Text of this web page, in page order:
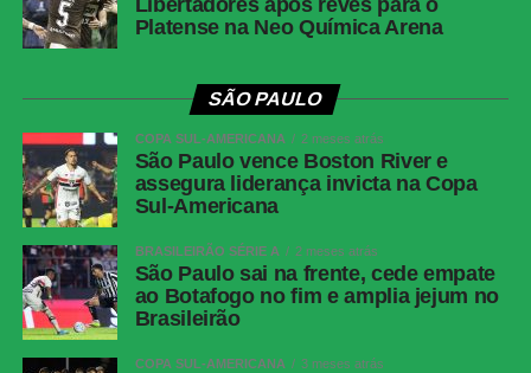
argentino encerrou o torneio com 21 gols, um a menos
que os 22 do francês.
Com 19 finalizações ao longo da partida, a Espanha
construiu um desempenho que refletiu a superioridade
demonstrada desde o apito inicial. A expulsão de Enzo
Fernández no fim do tempo regulamentar acabou sendo o
detalhe que abriu caminho para o gol decisivo, mas o
controle espanhol já era evidente muito antes.
FICHA
TÉCNICA
Libertadores após revés para o
Platense na Neo Química Arena
SÃO PAULO
COPA SUL-AMERICANA 2 meses atrás
São Paulo vence Boston River e
assegura liderança invicta na Copa
Sul-Americana
BRASILEIRÃO SÉRIE A 2 meses atrás
São Paulo sai na frente, cede empate
ao Botafogo no fim e amplia jejum no
Brasileirão
COPA SUL-AMERICANA 3 meses atrás